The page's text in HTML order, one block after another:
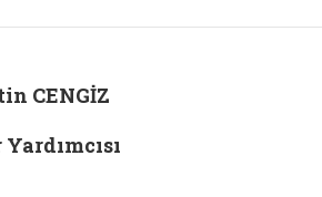
CENGİZ